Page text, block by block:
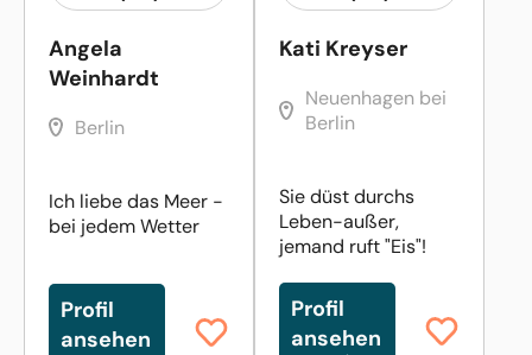
Angela
Weinhardt
Berlin
Ich liebe das Meer -
bei jedem Wetter
Profil
ansehen
Kati Kreyser
Neuenhagen bei
Berlin
Sie düst durchs
Leben-außer,
jemand ruft "Eis"!
Profil
ansehen